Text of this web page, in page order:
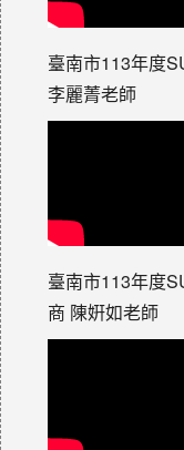
臺南市113年度
李麗菁老師
臺南市113年度
商 陳姸如老師